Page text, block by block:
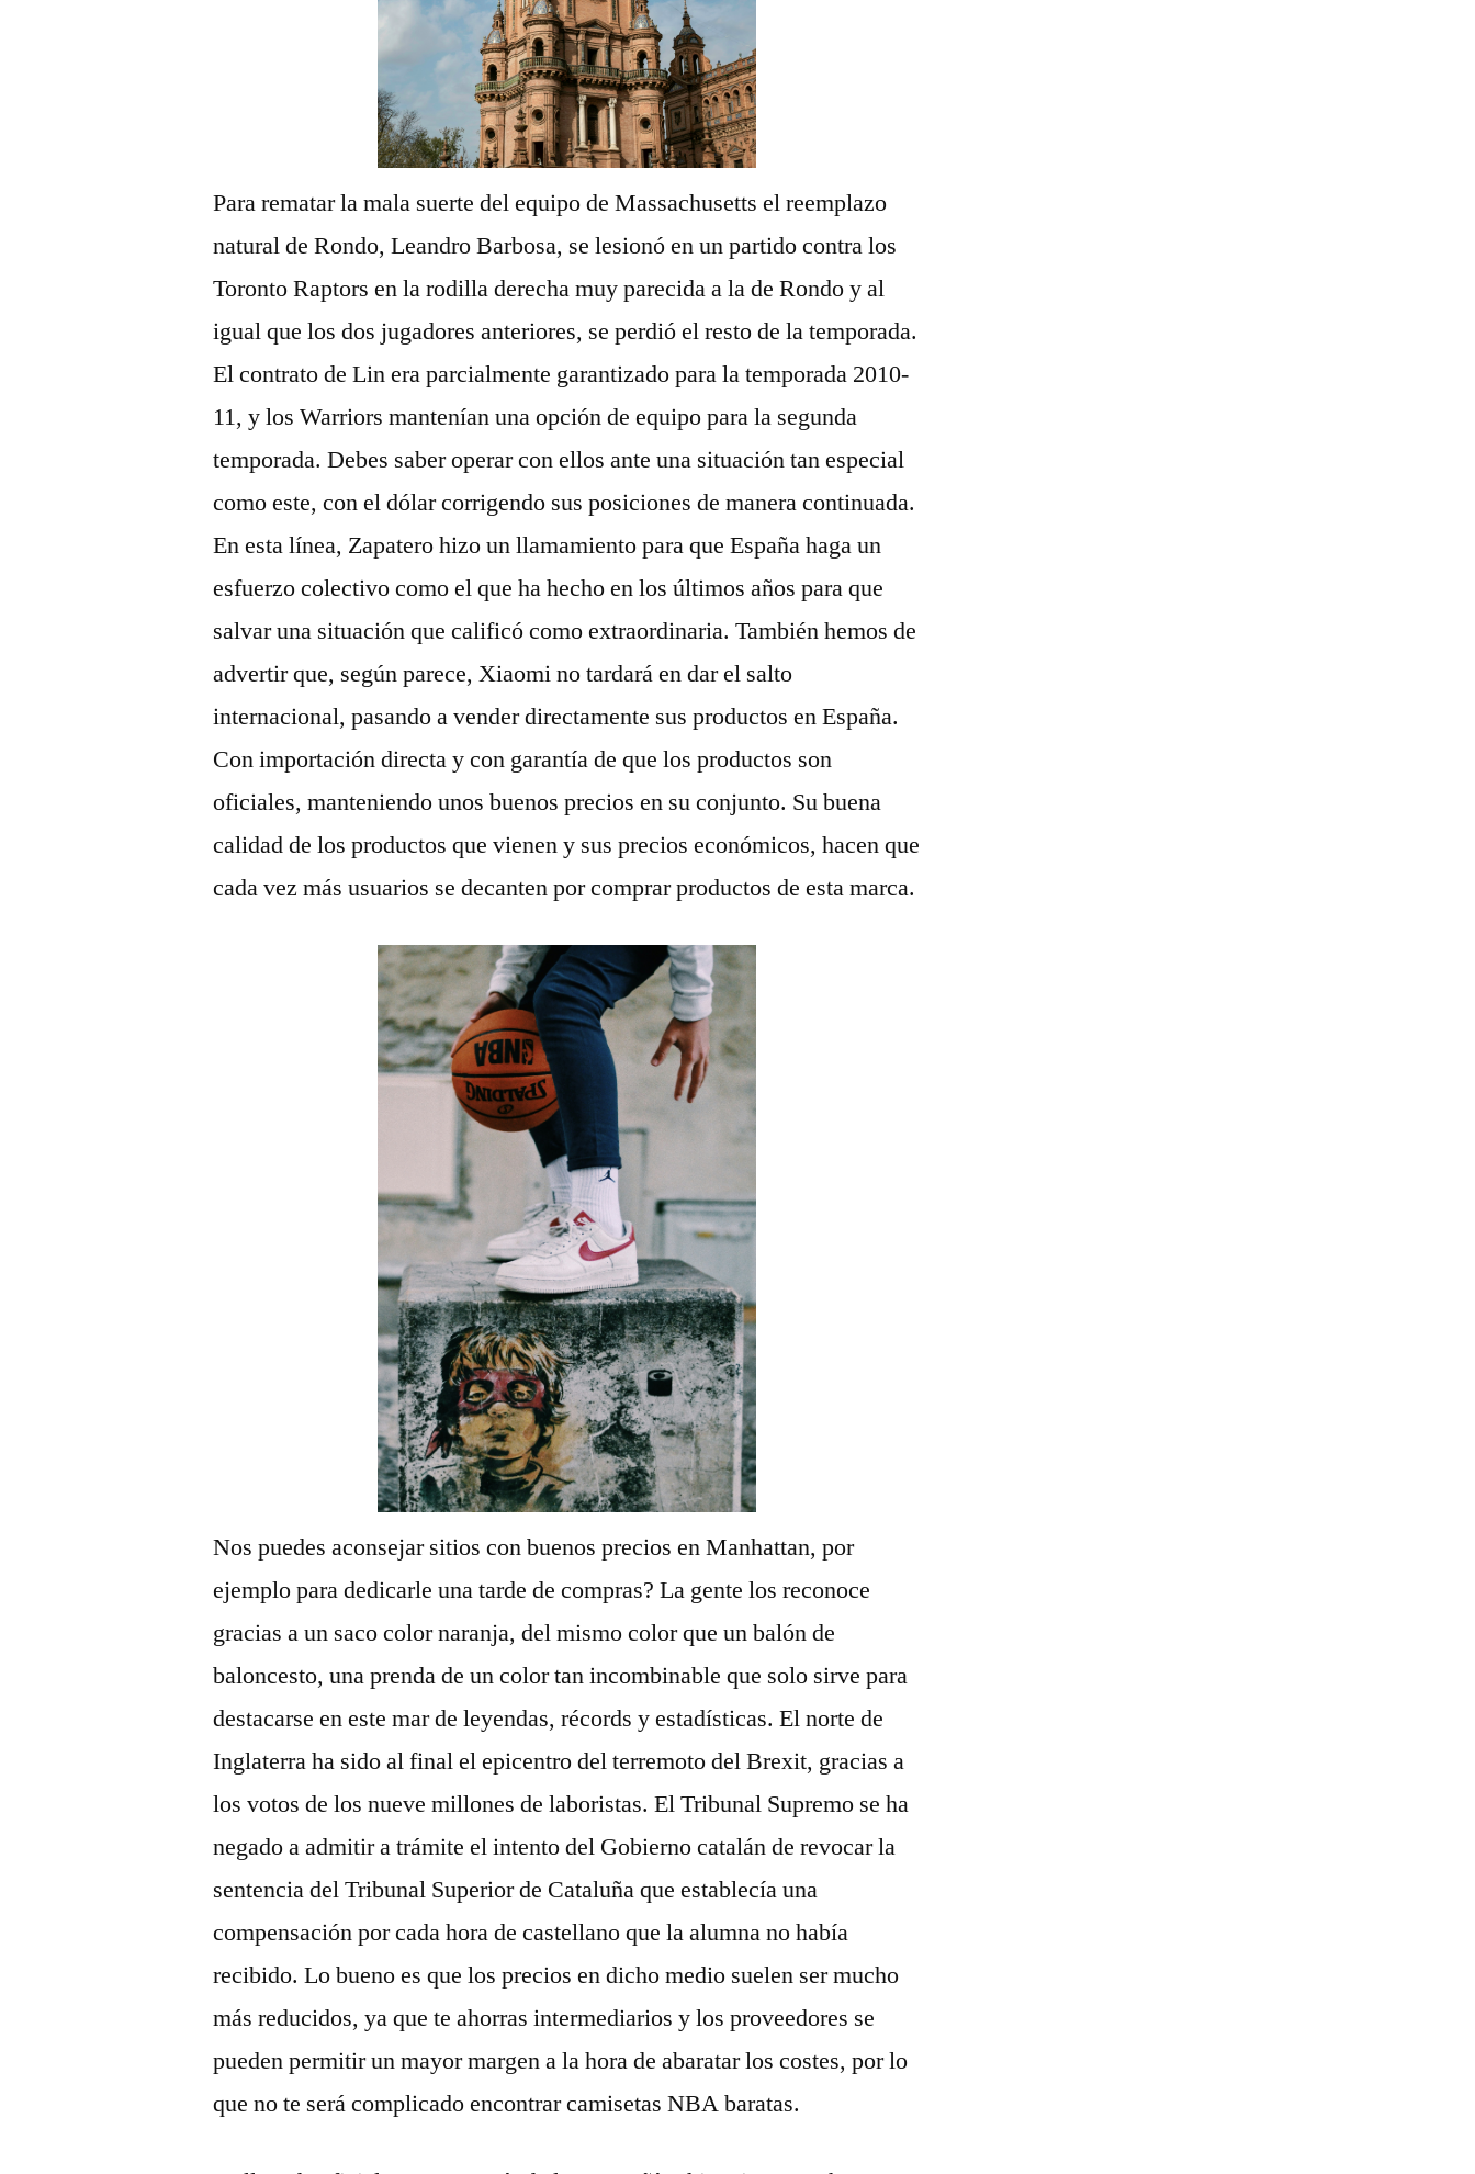
Para rematar la mala suerte del equipo de Massachusetts el reemplazo
natural de Rondo, Leandro Barbosa, se lesionó en un partido contra los
Toronto Raptors en la rodilla derecha muy parecida a la de Rondo y al
igual que los dos jugadores anteriores, se perdió el resto de la temporada.
El contrato de Lin era parcialmente garantizado para la temporada 2010-
11, y los Warriors mantenían una opción de equipo para la segunda
temporada. Debes saber operar con ellos ante una situación tan especial
como este, con el dólar corrigendo sus posiciones de manera continuada.
En esta línea, Zapatero hizo un llamamiento para que España haga un
esfuerzo colectivo como el que ha hecho en los últimos años para que
salvar una situación que calificó como extraordinaria. También hemos de
advertir que, según parece, Xiaomi no tardará en dar el salto
internacional, pasando a vender directamente sus productos en España.
Con importación directa y con garantía de que los productos son
oficiales, manteniendo unos buenos precios en su conjunto. Su buena
calidad de los productos que vienen y sus precios económicos, hacen que
cada vez más usuarios se decanten por comprar productos de esta marca.
Nos puedes aconsejar sitios con buenos precios en Manhattan, por
ejemplo para dedicarle una tarde de compras? La gente los reconoce
gracias a un saco color naranja, del mismo color que un balón de
baloncesto, una prenda de un color tan incombinable que solo sirve para
destacarse en este mar de leyendas, récords y estadísticas. El norte de
Inglaterra ha sido al final el epicentro del terremoto del Brexit, gracias a
los votos de los nueve millones de laboristas. El Tribunal Supremo se ha
negado a admitir a trámite el intento del Gobierno catalán de revocar la
sentencia del Tribunal Superior de Cataluña que establecía una
compensación por cada hora de castellano que la alumna no había
recibido. Lo bueno es que los precios en dicho medio suelen ser mucho
más reducidos, ya que te ahorras intermediarios y los proveedores se
pueden permitir un mayor margen a la hora de abaratar los costes, por lo
que no te será complicado encontrar camisetas NBA baratas.